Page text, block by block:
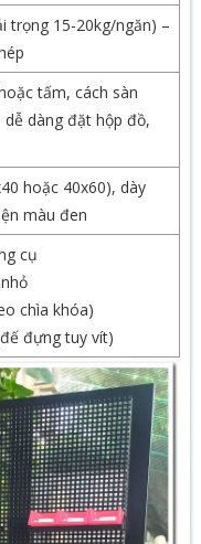
trọng 15-20kg/ngăn) –
tấm, cách sàn
dàng đặt hộp đồ,
hoặc 40x60), dày
màu đen
cụ
chìa khóa)
đựng tuy vít)